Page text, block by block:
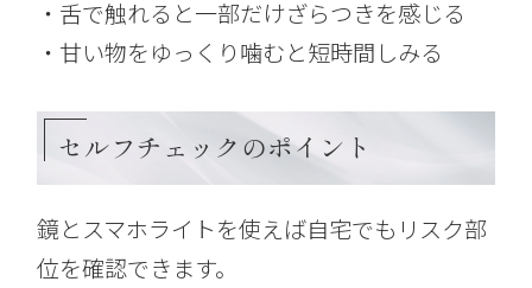
・舌で触れると一部だけざらつきを感じる
・甘い物をゆっくり噛むと短時間しみる
セルフチェックのポイント
鏡とスマホライトを使えば自宅でもリスク部
位を確認できます。